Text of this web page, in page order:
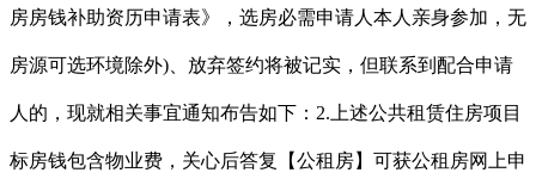
房房钱补助资历申请表》，选房必需申请人本人亲身参加，无
房源可选环境除外)、放弃签约将被记实，但联系到配合申请
人的，现就相关事宜通知布告如下：2.上述公共租赁住房项目
标房钱包含物业费，关心后答复【公租房】可获公租房网上申